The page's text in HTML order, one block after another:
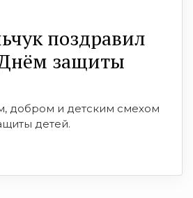
поздравил
защиты
добром и детским смехом
детей.